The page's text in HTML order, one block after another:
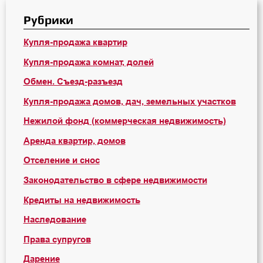
Рубрики
Купля-продажа квартир
Купля-продажа комнат, долей
Обмен. Съезд-разъезд
Купля-продажа домов, дач, земельных участков
Нежилой фонд (коммерческая недвижимость)
Аренда квартир, домов
Отселение и снос
Законодательство в сфере недвижимости
Кредиты на недвижимость
Наследование
Права супругов
Дарение